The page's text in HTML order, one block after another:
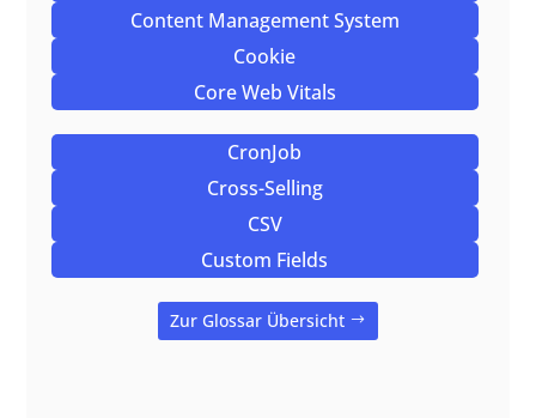
Content Management System
Cookie
Core Web Vitals
CronJob
Cross-Selling
CSV
Custom Fields
Zur Glossar Übersicht